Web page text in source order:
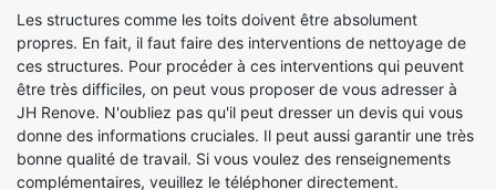
Les structures comme les toits doivent être absolument
propres. En fait, il faut faire des interventions de nettoyage de
ces structures. Pour procéder à ces interventions qui peuvent
être très difficiles, on peut vous proposer de vous adresser à
JH Renove. N'oubliez pas qu'il peut dresser un devis qui vous
donne des informations cruciales. Il peut aussi garantir une très
bonne qualité de travail. Si vous voulez des renseignements
complémentaires, veuillez le téléphoner directement.